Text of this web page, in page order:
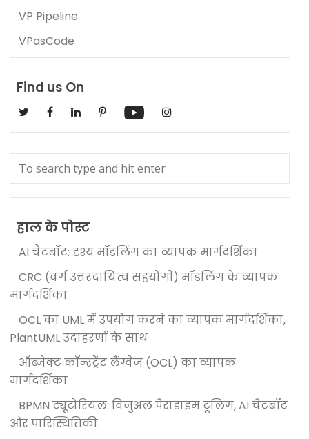
VP Pipeline
VPasCode
Find us On
हाल के पोस्ट
AI चैटबॉट: दृश्य मॉडलिंग का व्यापक मार्गदर्शिका
CRC (वर्ग उत्तरदायित्व सहयोगी) मॉडलिंग के व्यापक
मार्गदर्शिका
OCL का UML में उपयोग करने का व्यापक मार्गदर्शिका,
PlantUML उदाहरणों के साथ
ऑब्जेक्ट कॉन्स्ट्रेंट लैंग्वेज (OCL) का व्यापक
मार्गदर्शिका
BPMN ट्यूटोरियल: विजुअल पैराडाइम टूलिंग, AI चैटबॉट
और पारिस्थितिकी